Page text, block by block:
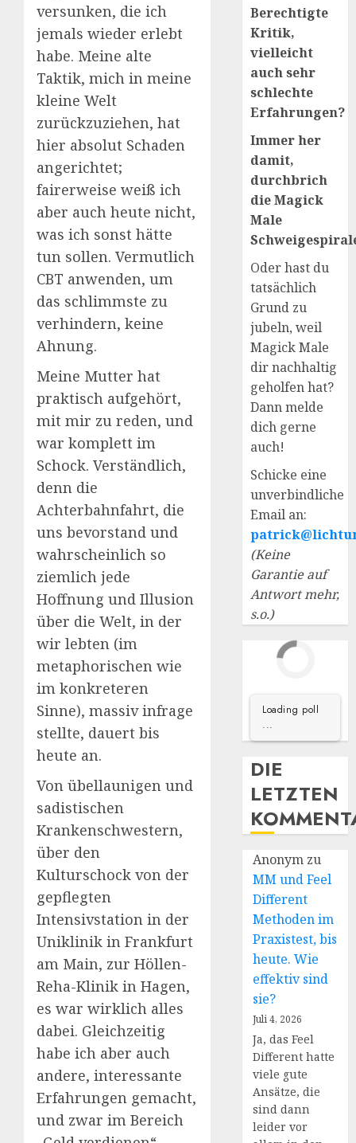
versunken, die ich
jemals wieder erlebt
habe. Meine alte
Taktik, mich in meine
kleine Welt
zurückzuziehen, hat
hier absolut Schaden
angerichtet;
fairerweise weiß ich
aber auch heute nicht,
was ich sonst hätte
tun sollen. Vermutlich
CBT anwenden, um
das schlimmste zu
verhindern, keine
Ahnung.
Meine Mutter hat
praktisch aufgehört,
mit mir zu reden, und
war komplett im
Schock. Verständlich,
denn die
Achterbahnfahrt, die
uns bevorstand und
wahrscheinlich so
ziemlich jede
Hoffnung und Illusion
über die Welt, in der
wir lebten (im
metaphorischen wie
im konkreteren
Sinne), massiv infrage
stellte, dauert bis
heute an.
Von übellaunigen und
sadistischen
Krankenschwestern,
über den
Kulturschock von der
gepflegten
Intensivstation in der
Uniklinik in Frankfurt
am Main, zur Höllen-
Reha-Klinik in Hagen,
es war wirklich alles
dabei. Gleichzeitig
habe ich aber auch
andere, interessante
Erfahrungen gemacht,
und zwar im Bereich
Berechtigte
Kritik,
vielleicht
auch sehr
schlechte
Erfahrungen?
Immer her
damit,
durchbrich
die Magick
Male
Oder hast du
tatsächlich
Grund zu
jubeln, weil
Magick Male
dir nachhaltig
geholfen hat?
Dann melde
dich gerne
auch!
Schicke eine
unverbindliche
Email an:
(Keine
Garantie auf
Antwort mehr,
s.o.)
Loading poll
...
DIE
LETZTEN
Anonym zu
MM und Feel
Different
Methoden im
Praxistest, bis
heute. Wie
effektiv sind
sie?
Juli 4, 2026
Ja, das Feel
Different hatte
viele gute
Ansätze, die
sind dann
leider vor